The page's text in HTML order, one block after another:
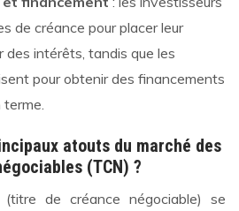
de créance pour placer leur
des intérêts, tandis que les
pour obtenir des financements
atouts du marché des
(TCN) ?
de créance négociable) se